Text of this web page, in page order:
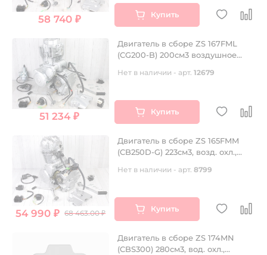
58 740 ₽ Купить
51 234 ₽
Двигатель в сборе ZS 167FML
(CG200-B) 200см3 воздушное
грм штанга, балансир, 5 передач
Нет в наличии - арт.12679
Купить
54 990 ₽ 68 463.00 ₽
Двигатель в сборе ZS 165FMM
(CB250D-G) 223см3, возд. охл.,
Нет в наличии - арт.8799
Купить
Двигатель в сборе ZS 174MN
(CBS300) 280см3, вод. охл.,